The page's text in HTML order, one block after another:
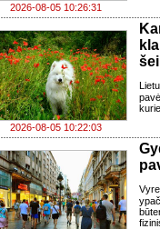
2026-08-05 10:26:31
2026-08-05 10:22:03